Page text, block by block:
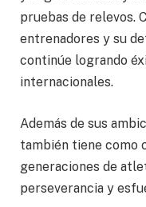
pruebas de relevos.
entrenadores y su
continúe logrando
internacionales.
Además de sus
también tiene como
generaciones de
perseverancia y